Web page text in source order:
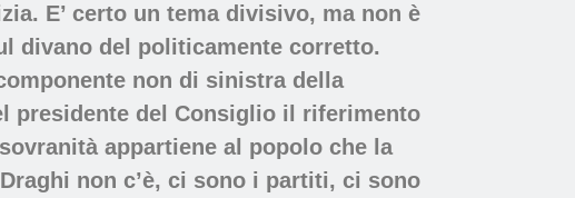
E’ certo un tema divisivo, ma non è
divano del politicamente corretto.
non di sinistra della
presidente del Consiglio il riferimento
appartiene al popolo che la
non c’è, ci sono i partiti, ci sono